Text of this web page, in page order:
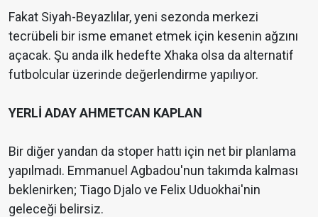
Fakat Siyah-Beyazlılar, yeni sezonda merkezi
tecrübeli bir isme emanet etmek için kesenin ağzını
açacak. Şu anda ilk hedefte Xhaka olsa da alternatif
futbolcular üzerinde değerlendirme yapılıyor.
YERLİ ADAY AHMETCAN KAPLAN
Bir diğer yandan da stoper hattı için net bir planlama
yapılmadı. Emmanuel Agbadou'nun takımda kalması
beklenirken; Tiago Djalo ve Felix Uduokhai'nin
geleceği belirsiz.